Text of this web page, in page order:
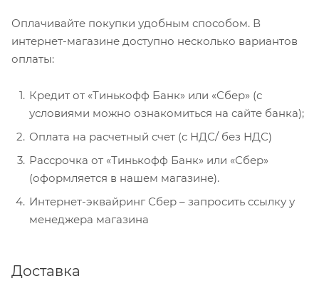
Оплачивайте покупки удобным способом. В
интернет-магазине доступно несколько вариантов
оплаты:
Кредит от «Тинькофф Банк» или «Сбер» (с
условиями можно ознакомиться на сайте банка);
Оплата на расчетный счет (с НДС/ без НДС)
Рассрочка от «Тинькофф Банк» или «Сбер»
(оформляется в нашем магазине).
Интернет-эквайринг Сбер – запросить ссылку у
менеджера магазина
Доставка